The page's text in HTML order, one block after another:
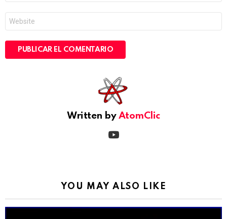
*
Written by AtomClic
YOU MAY ALSO LIKE